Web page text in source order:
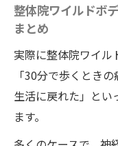
整体院ワイルドボ
まとめ
実際に整体院ワイル
「30分で歩くとき
生活に戻れた」とい
ます。